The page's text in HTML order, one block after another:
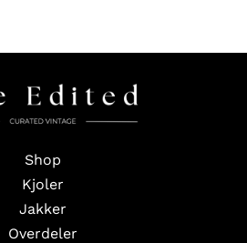
Shop
Kjoler
Jakker
Overdeler